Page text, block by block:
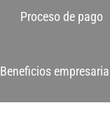
Proceso de pago
Beneficios